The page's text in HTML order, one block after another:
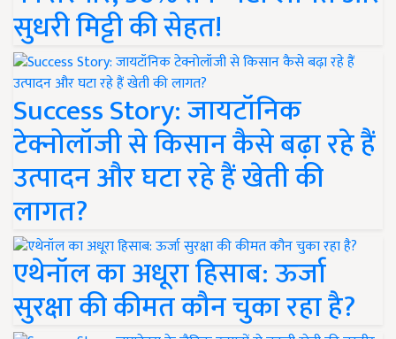
सुधरी मिट्टी की सेहत!
Success Story: जायटॉनिक
टेक्नोलॉजी से किसान कैसे बढ़ा रहे हैं
उत्पादन और घटा रहे हैं खेती की
लागत?
एथेनॉल का अधूरा हिसाब: ऊर्जा
सुरक्षा की कीमत कौन चुका रहा है?